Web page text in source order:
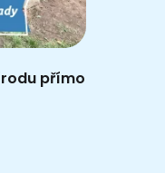
přímo